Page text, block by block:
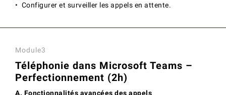
• Configurer et surveiller les appels en attente.
Module3
Téléphonie dans Microsoft Teams –
Perfectionnement (2h)
A. Fonctionnalités avancées des appels